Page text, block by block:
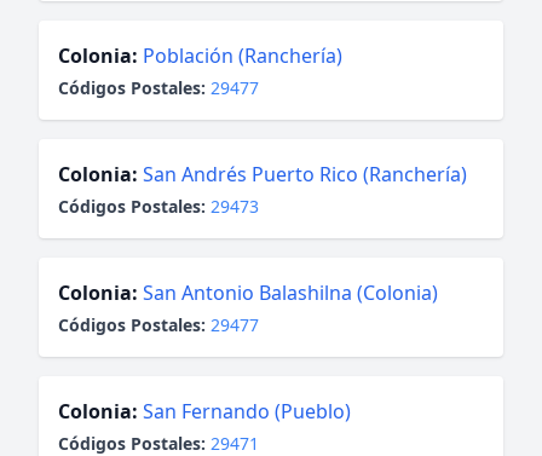
Colonia: Población (Ranchería)
Códigos Postales: 29477
Colonia: San Andrés Puerto Rico (Ranchería)
Códigos Postales: 29473
Colonia: San Antonio Balashilna (Colonia)
Códigos Postales: 29477
Colonia: San Fernando (Pueblo)
Códigos Postales: 29471